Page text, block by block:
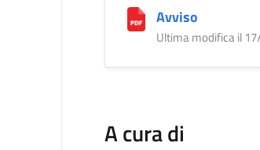
Avviso
Ultima modifica il
A cura di